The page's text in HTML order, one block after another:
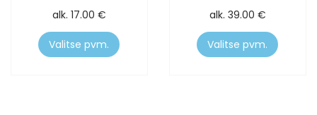
alk. 17.00 €
Valitse pvm.
alk. 39.00 €
Valitse pvm.